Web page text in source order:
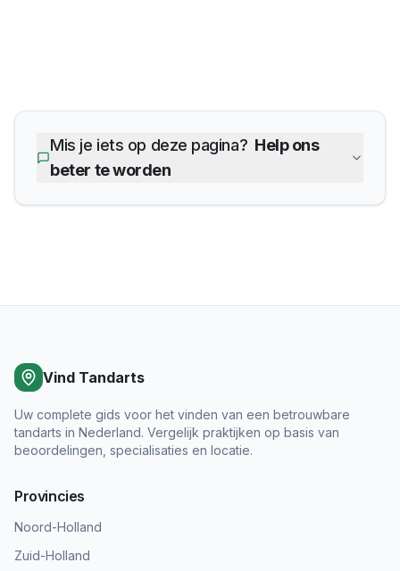
Mis je iets op deze pagina? Help ons
beter te worden
Vind Tandarts
Uw complete gids voor het vinden van een betrouwbare
tandarts in Nederland. Vergelijk praktijken op basis van
beoordelingen, specialisaties en locatie.
Provincies
Noord-Holland
Zuid-Holland